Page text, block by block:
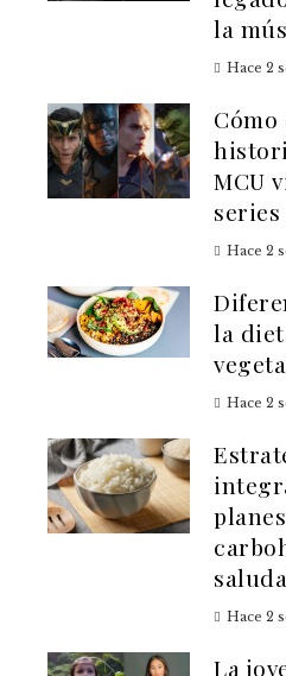
la
Hace 2
MCU
Hace 2
la
Hace 2
Hace 2
La